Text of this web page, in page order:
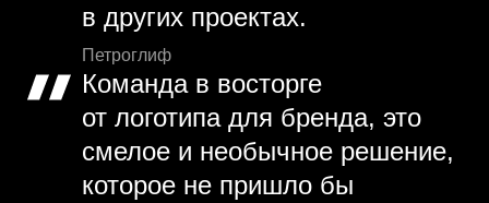
в других проектах.
Петроглиф
Команда в восторге
от логотипа для бренда, это
смелое и необычное решение,
которое не пришло бы